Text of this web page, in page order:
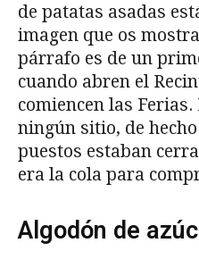
de patatas asadas
imagen que os
párrafo es de un
cuando abren el
comiencen las
ningún sitio, de
puestos estaban
era la cola para
Algodón de